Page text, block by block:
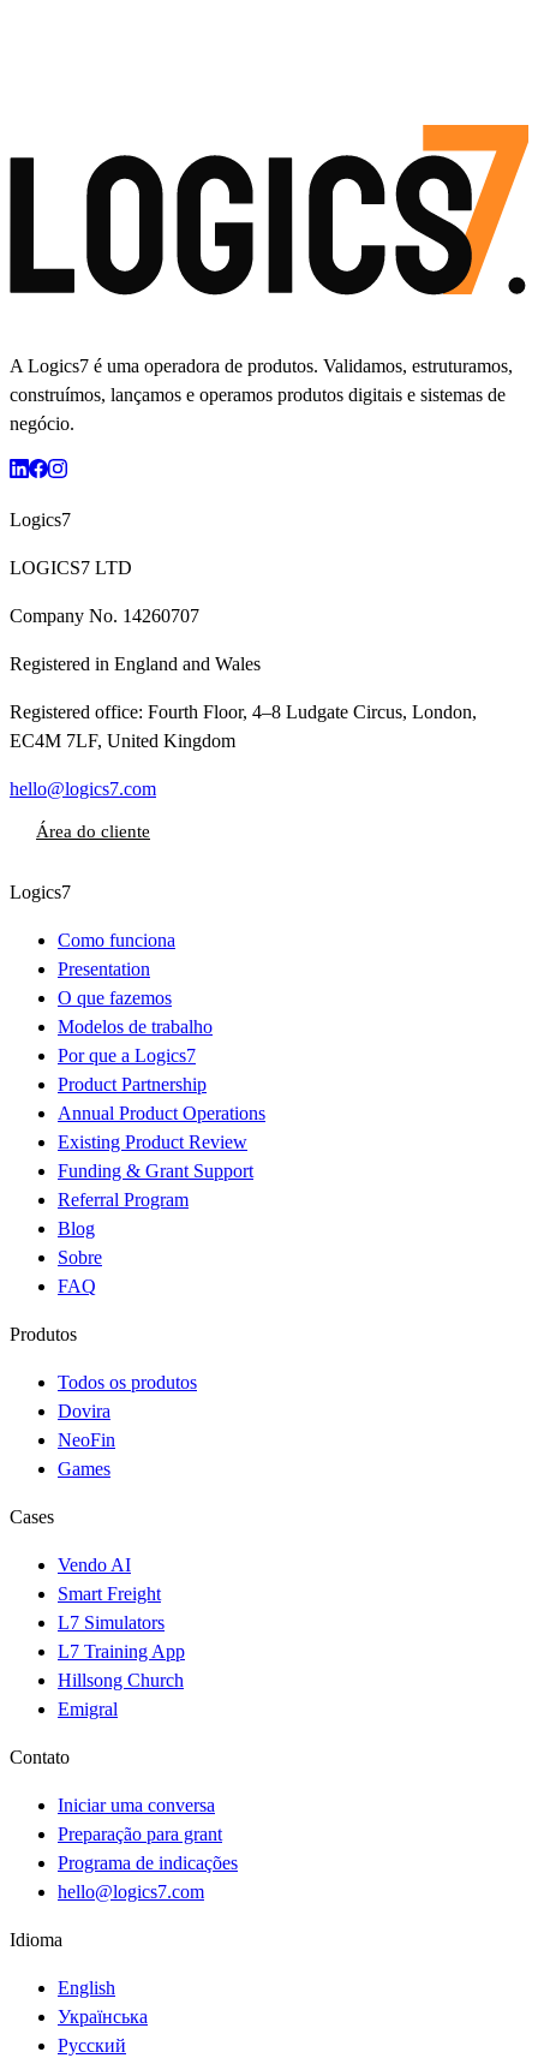
A Logics7 é uma operadora de produtos. Validamos, estruturamos,
construímos, lançamos e operamos produtos digitais e sistemas de
negócio.
Logics7
LOGICS7 LTD
Company No. 14260707
Registered in England and Wales
Registered office: Fourth Floor, 4–8 Ludgate Circus, London,
EC4M 7LF, United Kingdom
hello@logics7.com
Área do cliente
Logics7
Como funciona
Presentation
O que fazemos
Modelos de trabalho
Por que a Logics7
Product Partnership
Annual Product Operations
Existing Product Review
Funding & Grant Support
Referral Program
Blog
Sobre
FAQ
Produtos
Todos os produtos
Dovira
NeoFin
Games
Cases
Vendo AI
Smart Freight
L7 Simulators
L7 Training App
Hillsong Church
Emigral
Contato
Iniciar uma conversa
Preparação para grant
Programa de indicações
hello@logics7.com
Idioma
English
Українська
Русский